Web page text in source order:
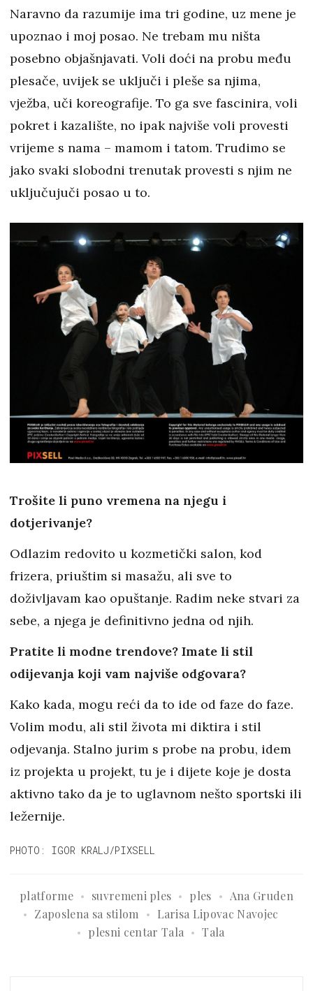
Naravno da razumije ima tri godine, uz mene je
upoznao i moj posao. Ne trebam mu ništa
posebno objašnjavati. Voli doći na probu među
plesače, uvijek se uključi i pleše sa njima,
vježba, uči koreografije. To ga sve fascinira, voli
pokret i kazalište, no ipak najviše voli provesti
vrijeme s nama – mamom i tatom. Trudimo se
jako svaki slobodni trenutak provesti s njim ne
uključujuči posao u to.
Trošite li puno vremena na njegu i
dotjerivanje?
Odlazim redovito u kozmetički salon, kod
frizera, priuštim si masažu, ali sve to
doživljavam kao opuštanje. Radim neke stvari za
sebe, a njega je definitivno jedna od njih.
Pratite li modne trendove? Imate li stil
odijevanja koji vam najviše odgovara?
Kako kada, mogu reći da to ide od faze do faze.
Volim modu, ali stil života mi diktira i stil
odjevanja. Stalno jurim s probe na probu, idem
iz projekta u projekt, tu je i dijete koje je dosta
aktivno tako da je to uglavnom nešto sportski ili
ležernije.
PHOTO: IGOR KRALJ/PIXSELL
platforme suvremeni ples ples
Ana Gruden
Zaposlena sa stilom
Larisa Lipovac Navojec
plesni centar Tala
Tala